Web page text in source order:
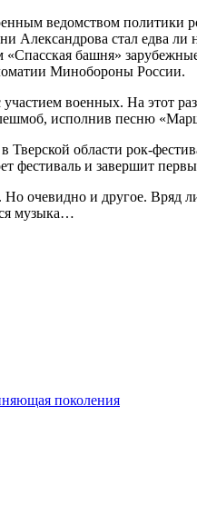
ведомством политики
Александрова стал едва
башня»
Минобороны России.
военных. На этот
исполнив песню
области рок-
и завершит
очевидно и другое. Вряд
музыка…
поколения